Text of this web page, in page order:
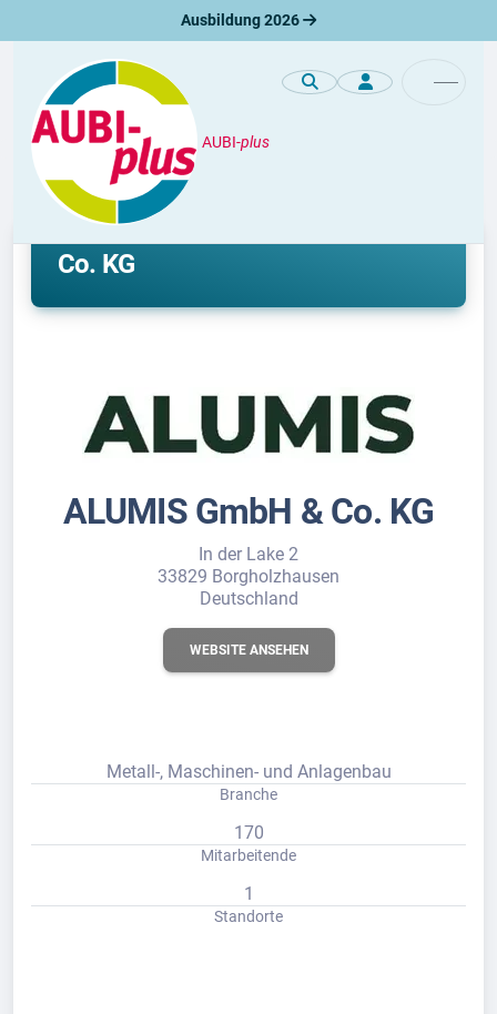
Ausbildung 2026
AUBI-plus
Unternehmen
Ausbildung bei ALUMIS GmbH &
Co. KG
ALUMIS GmbH & Co. KG
In der Lake 2
33829 Borgholzhausen
Deutschland
WEBSITE ANSEHEN
Metall-, Maschinen- und Anlagenbau
Branche
170
Mitarbeitende
1
Standorte